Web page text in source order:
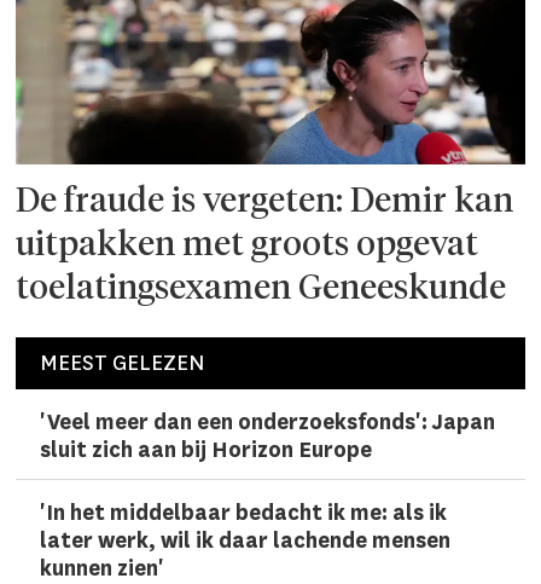
De fraude is vergeten: Demir kan
uitpakken met groots opgevat
toelatingsexamen Geneeskunde
MEEST GELEZEN
'Veel meer dan een onderzoeks­fonds': Japan
sluit zich aan bij Horizon Europe
'In het middelbaar bedacht ik me: als ik
later werk, wil ik daar lachen­de mensen
kunnen zien'